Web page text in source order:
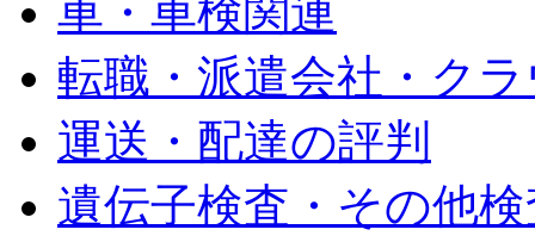
車・車検関連
転職・派遣会社・ク
運送・配達の評判
遺伝子検査・その他